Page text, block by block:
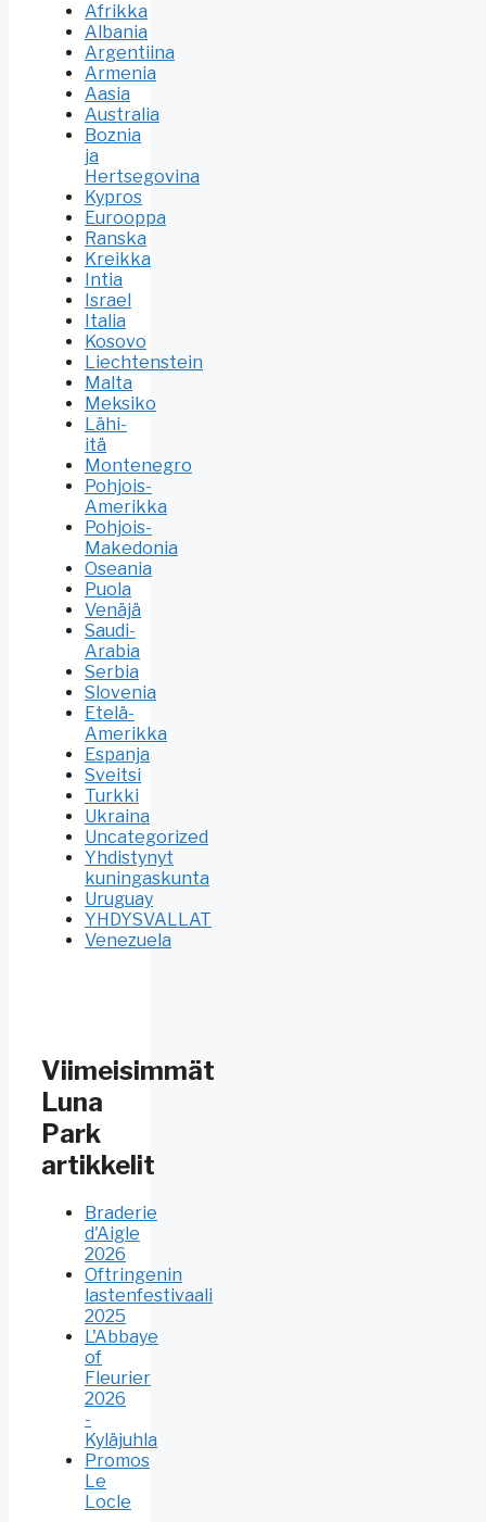
Afrikka
Albania
Argentiina
Armenia
Aasia
Australia
Boznia
ja
Hertsegovina
Kypros
Eurooppa
Ranska
Kreikka
Intia
Israel
Italia
Kosovo
Liechtenstein
Malta
Meksiko
Lähi-
itä
Montenegro
Pohjois-
Amerikka
Pohjois-
Makedonia
Oseania
Puola
Venäjä
Saudi-
Arabia
Serbia
Slovenia
Etelä-
Amerikka
Espanja
Sveitsi
Turkki
Ukraina
Uncategorized
Yhdistynyt
kuningaskunta
Uruguay
YHDYSVALLAT
Venezuela
Viimeisimmät
Luna
Park
artikkelit
Braderie
d'Aigle
2026
Oftringenin
lastenfestivaali
2025
L'Abbaye
of
Fleurier
2026
-
Kyläjuhla
Promos
Le
Locle